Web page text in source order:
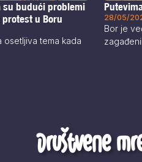
su budući problemi
u Boru
osetljiva tema kada
28/05/
Bor je
Društvene